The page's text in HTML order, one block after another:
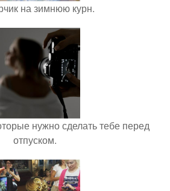
на зимнюю курн.
нужно сделать тебе перед
отпуском.